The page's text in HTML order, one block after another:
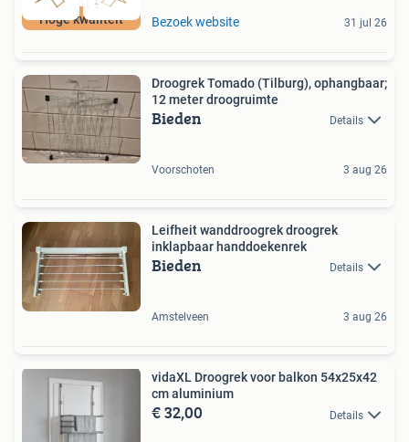
Hoge kwaliteit Bezoek website 31 jul 26
Droogrek Tomado (Tilburg), ophangbaar;
12 meter droogruimte
Bieden Details
Voorschoten 3 aug 26
Leifheit wanddroogrek droogrek
inklapbaar handdoekenrek
Bieden Details
Amstelveen 3 aug 26
vidaXL Droogrek voor balkon 54x25x42
cm aluminium
€ 32,00 Details